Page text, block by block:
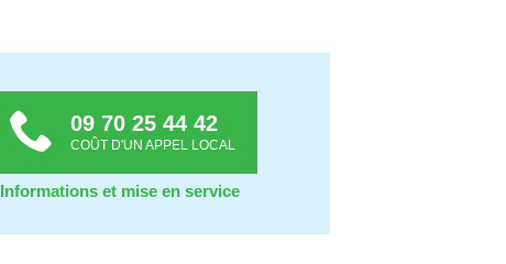
09 70 25 44 42
COÛT D'UN APPEL LOCAL
Informations et mise en service